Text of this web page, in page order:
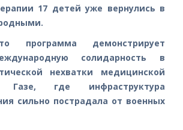
17 детей уже вернулись в
программа демонстрирует
солидарность в
нехватки медицинской
где инфраструктура
сильно пострадала от военных